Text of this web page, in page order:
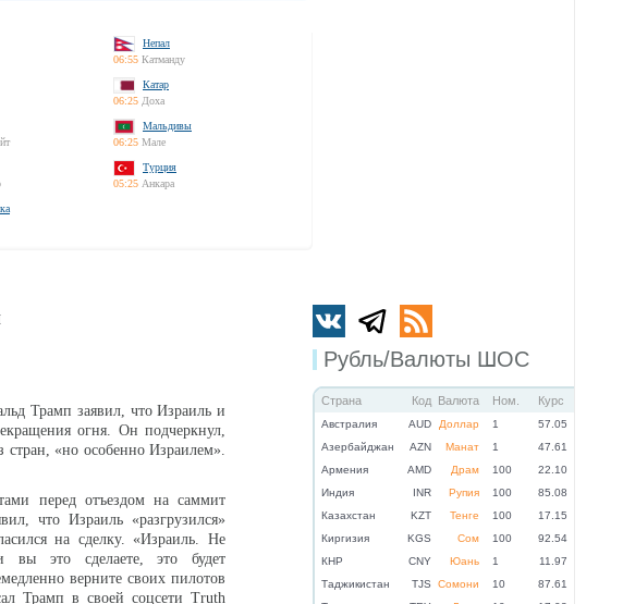
Непал
06:55 Катманду
Катар
06:25 Доха
Мальдивы
06:25 Мале
Турция
05:25 Анкара
Рубль/Валюты ШОС
Страна Код Валюта Ном. Курс
Австралия AUD Доллар 1
57.05
Азербайджан
AZN Манат 1
47.61
Армения
AMD Драм 100
22.10
Индия
INR Рупия 100
85.08
Казахстан
KZT Тенге 100
17.15
Киргизия
KGS Сом 100
92.54
КНР
CNY Юань 1
11.97
Таджикистан
TJS Сомони 10
87.61
Трамп заявил, что Израиль и
огня. Он подчеркнул,
«но особенно Израилем».
перед отъездом на саммит
что Израиль «разгрузился»
на сделку. «Израиль. Не
вы это сделаете, это будет
верните своих пилотов
Трамп в своей соцсети Truth